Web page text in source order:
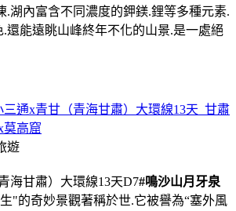
.湖內富含不同濃度的鉀鎂.鋰等多種元素.
還能遠眺山峰終年不化的山景.是一處絕
三通x青甘（青海甘肅）大環線13天_甘肅
莫高窟
遊
海甘肅）大環線13天D7#鳴沙山月牙泉
"的奇妙景觀著稱於世.它被譽為“塞外風